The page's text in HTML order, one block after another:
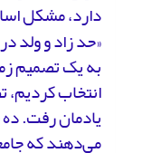
دارد، مشکل
«حد زاد و ولد
به یک تصمیم
انتخاب
می‌دهند که